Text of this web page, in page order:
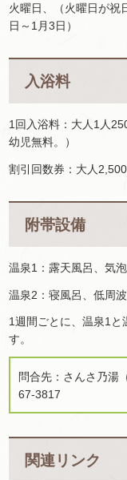
火曜日、（火曜日が祝
日～1月3日）
入浴料
1回入浴料：大人1人
幼児無料。）
割引回数券：大人
附帯設備
温泉1：露天風呂、気
温泉2：寝風呂、低周
1週間ごとに、温泉1と
す。
問合先：さんさ乃湯
67-3817
関連リンク